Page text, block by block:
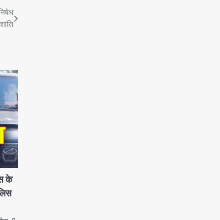
के